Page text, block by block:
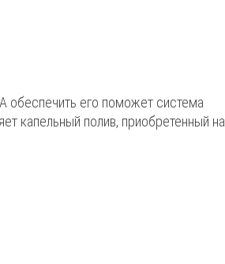
обеспечить его поможет система
капельный полив, приобретенный на